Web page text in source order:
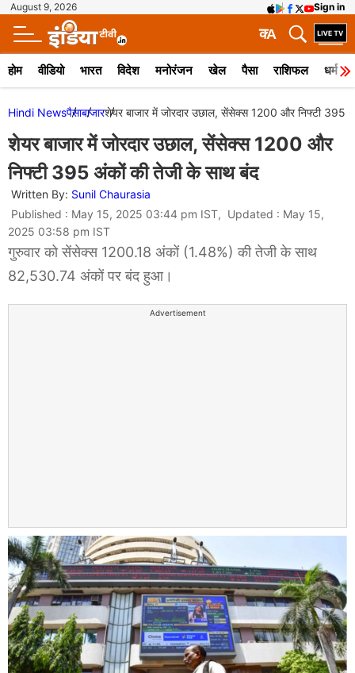
August 9, 2026 Sign in
A
क
होम वीडियो भारत विदेश मनोरंजन खेल पैसा राशिफल धर्म
Hindi Newsपैसाबाजारशेयर बाजार में जोरदार उछाल, सेंसेक्स 1200 और निफ्टी 395
शेयर बाजार में जोरदार उछाल, सेंसेक्स 1200 और
निफ्टी 395 अंकों की तेजी के साथ बंद
Written By: Sunil Chaurasia
Published : May 15, 2025 03:44 pm IST, Updated : May 15,
2025 03:58 pm IST
गुरुवार को सेंसेक्स 1200.18 अंकों (1.48%) की तेजी के साथ
82,530.74 अंकों पर बंद हुआ।
Advertisement